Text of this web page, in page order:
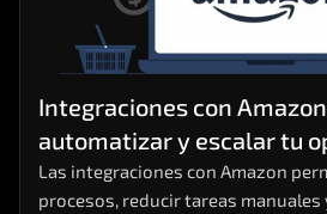
Integraciones con
automatizar y escalar tu
Las integraciones con Amazon
procesos, reducir tareas manuales